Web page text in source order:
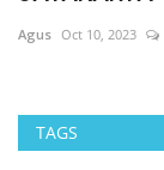
Agus Sep 1, 2023
TAGS